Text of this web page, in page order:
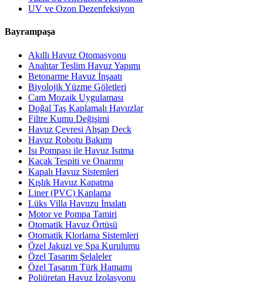
UV ve Ozon Dezenfeksiyon
Bayrampaşa
Akıllı Havuz Otomasyonu
Anahtar Teslim Havuz Yapımı
Betonarme Havuz İnşaatı
Biyolojik Yüzme Göletleri
Cam Mozaik Uygulaması
Doğal Taş Kaplamalı Havuzlar
Filtre Kumu Değişimi
Havuz Çevresi Ahşap Deck
Havuz Robotu Bakımı
Isı Pompası ile Havuz Isıtma
Kaçak Tespiti ve Onarımı
Kapalı Havuz Sistemleri
Kışlık Havuz Kapatma
Liner (PVC) Kaplama
Lüks Villa Havuzu İmalatı
Motor ve Pompa Tamiri
Otomatik Havuz Örtüsü
Otomatik Klorlama Sistemleri
Özel Jakuzi ve Spa Kurulumu
Özel Tasarım Şelaleler
Özel Tasarım Türk Hamamı
Poliüretan Havuz İzolasyonu